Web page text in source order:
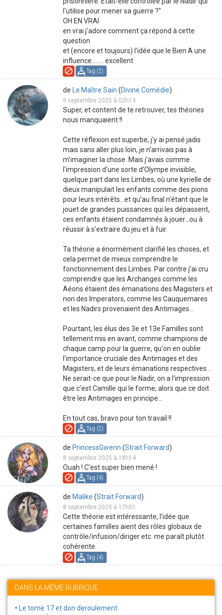
l'utilise pour mener sa guerre ?"
OH EN VRAI
en vrai j'adore comment ça répond à cette
question
et (encore et toujours) l'idée que le Bien A une
influence........ excellent
Tag (2)
de Le Maître Sain (Divine Comédie)
9 septembre 2025 à 02h13
Super, et content de te retrouver, tes théories
nous manquaient !!
Cette réflexion est superbe, j'y ai pensé jadis
mais sans aller plus loin, je n'arrivais pas à
m'imaginer la chose. Mais j'avais comme
l'impression d'une sorte d'Olympe invisible,
quelque part dans les Limbes, où une kyrielle de
dieux manipulait les enfants comme des pions
pour leurs intérêts...et qu'au final n'étant que le
jouet de grandes puissances qui les dépassent,
ces enfants étaient condamnés à jouer...ou à
réussir à s'extraire du jeu et à fuir.
Ta théorie a énormément clarifié les choses, et
cela permet de mieux comprendre le
fonctionnement des Limbes. Par contre j'ai cru
comprendre que les Archanges comme les
Aéons étaient des émanations des Magisters et
non des Imperators, comme les Cauquemares
et les Nadirs provenaient des Antimages...
Pourtant, les élus des 3e et 13e Familles sont
tellement mis en avant, comme champions de
chaque camp pour la guerre, qu'on en oublie
l'importance cruciale des Antimages et des
Magisters, et de leurs émanations respectives...
Ne serait-ce que pour le Nadir, on a l'impression
que c'est Camille qui le forme, alors que ce doit
être les Antimages en principe...
En tout cas, bravo pour ton travail !!
Tag (2)
de PrincessGwenn (Strait Forward)
8 septembre 2025 à 18h14
Ouah ! C’est super bien mené !
Tag (4)
de Malike (Strait Forward)
8 septembre 2025 à 17h51
Cette théorie est intéressante, l'idée que
certaines familles aient des rôles globaux de
contrôle/infusion/diriger etc. me paraît plutôt
cohérente.
Tag (4)
DANS LA MÊME RUBRIQUE
•
Le tome 17 et don deroulement.